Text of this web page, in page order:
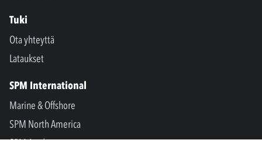
Tuki
Ota yhteyttä
Lataukset
SPM International
Marine & Offshore
SPM North America
SPM Academy